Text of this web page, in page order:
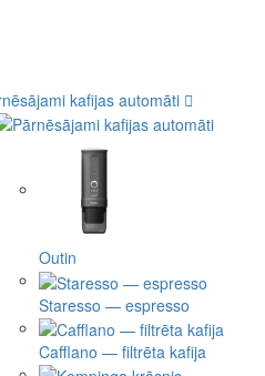
kafijas automāti
Outin
Staresso — espresso
Cafflano — filtrēta kafija